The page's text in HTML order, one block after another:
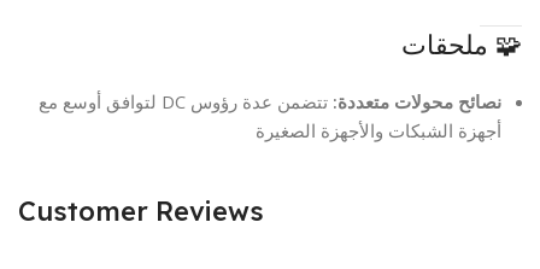
🧩 ملحقات
نصائح محولات متعددة:
تتضمن عدة رؤوس DC لتوافق أوسع مع
أجهزة الشبكات والأجهزة الصغيرة
Customer Reviews